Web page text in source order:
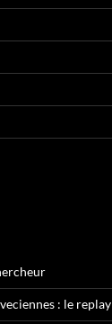
: le replay